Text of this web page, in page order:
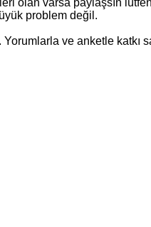
problem değil.
Yorumlarla ve anketle katkı